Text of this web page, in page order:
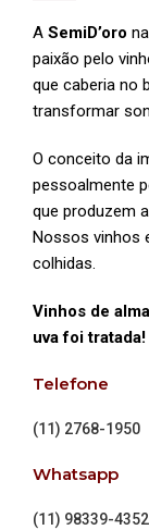
ASemiD’oro
paixão pelo
que caberia no
transformar
O conceito da
pessoalmente
que produzem
Nossos vinhos
colhidas.
Vinhos de
uva foi tratada!
Telefone
(11) 2768-1950
Whatsapp
(11) 98339-4352